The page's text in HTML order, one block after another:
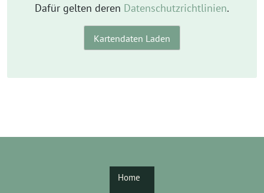
Dafür gelten deren Datenschutzrichtlinien.
Kartendaten Laden
Home